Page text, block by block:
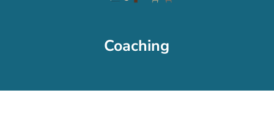
Coaching